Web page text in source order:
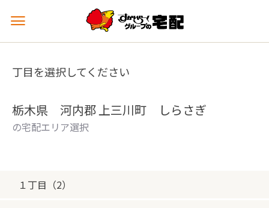
メ
ュ
を
丁目を選択してください
栃木県 河内郡 上三川町 しらさぎ
の宅配エリア選択
１丁目（2）